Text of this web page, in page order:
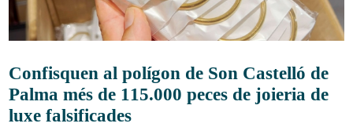
Confisquen al polígon de Son Castelló de
Palma més de 115.000 peces de joieria de
luxe falsificades